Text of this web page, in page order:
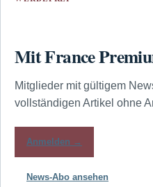
Mit France
Mitglieder mit gültigem
vollständigen Artikel ohne
Anmelden →
News-Abo ansehen